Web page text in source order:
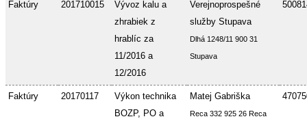
Faktúry 201710015
Vývoz kalu a
zhrabiek z
hrablíc za
11/2016 a
12/2016
Verejnoprospešné
služby Stupava
Dlhá 1248/11 900 31
Stupava
Faktúry 20170117
Výkon technika
BOZP, PO a
Matej Gabriška
Reca 332 925 26 Reca